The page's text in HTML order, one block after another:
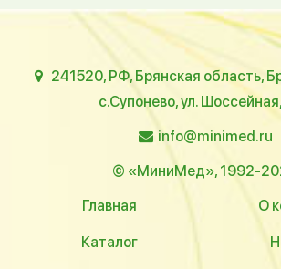
241520, РФ, Брянская область,
с.Супонево, ул.
info@minimed.ru
© «МиниМед», 1992-
Главная
О
Каталог